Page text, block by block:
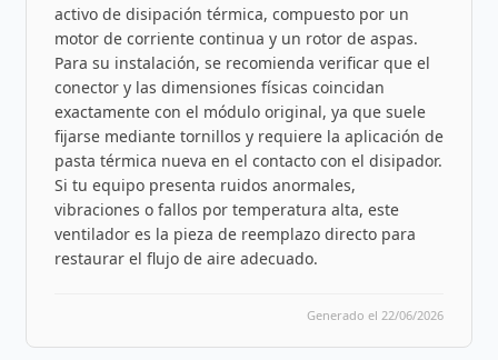
activo de disipación térmica, compuesto por un
motor de corriente continua y un rotor de aspas.
Para su instalación, se recomienda verificar que el
conector y las dimensiones físicas coincidan
exactamente con el módulo original, ya que suele
fijarse mediante tornillos y requiere la aplicación de
pasta térmica nueva en el contacto con el disipador.
Si tu equipo presenta ruidos anormales,
vibraciones o fallos por temperatura alta, este
ventilador es la pieza de reemplazo directo para
restaurar el flujo de aire adecuado.
Generado el 22/06/2026